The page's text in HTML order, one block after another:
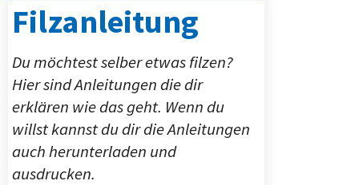
Filzanleitung
Du möchtest selber etwas filzen?
Hier sind Anleitungen die dir
erklären wie das geht. Wenn du
willst kannst du dir die Anleitungen
auch herunterladen und
ausdrucken.